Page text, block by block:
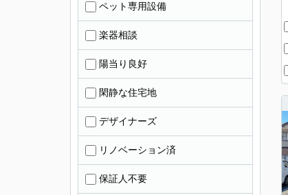
ペット専用設備
楽器相談
陽当り良好
閑静な住宅地
デザイナーズ
リノベーション済
保証人不要